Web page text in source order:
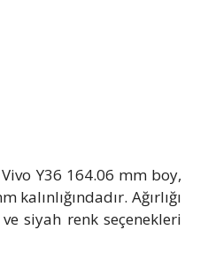
Vivo Y36 164.06 mm boy,
Ağırlığı
siyah renk seçenekleri